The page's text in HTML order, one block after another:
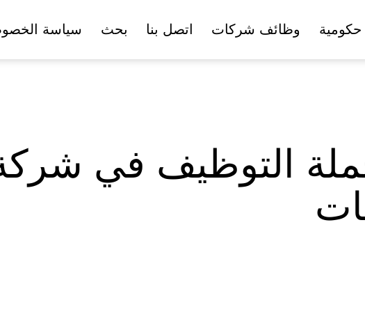
وظائف شركات اتصل بنا بحث سياسة
التوظيف في